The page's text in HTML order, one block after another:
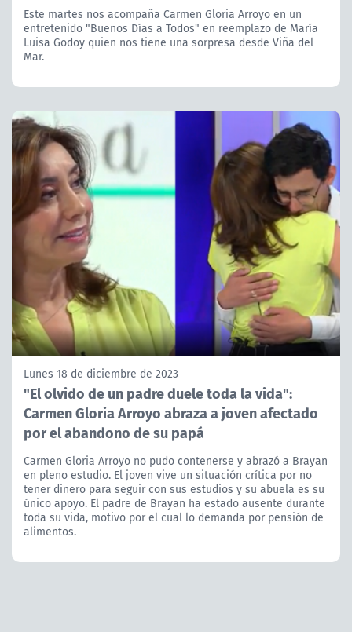
Este martes nos acompaña Carmen Gloria Arroyo en un
entretenido "Buenos Días a Todos" en reemplazo de María
Luisa Godoy quien nos tiene una sorpresa desde Viña del
Mar.
Lunes 18 de diciembre de 2023
"El olvido de un padre duele toda la vida":
Carmen Gloria Arroyo abraza a joven afectado
por el abandono de su papá
Carmen Gloria Arroyo no pudo contenerse y abrazó a Brayan
en pleno estudio. El joven vive un situación crítica por no
tener dinero para seguir con sus estudios y su abuela es su
único apoyo. El padre de Brayan ha estado ausente durante
toda su vida, motivo por el cual lo demanda por pensión de
alimentos.